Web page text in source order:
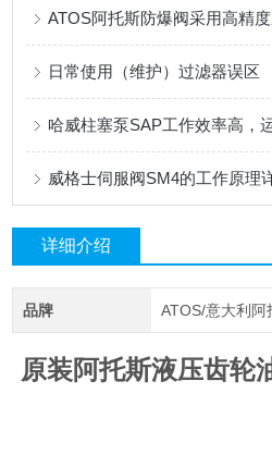
ATOS阿托斯防爆阀采用高精
日常使用（维护）过滤器误区
哈威柱塞泵SAP工作效率高，
威格士伺服阀SM4的工作原理
详细介绍
品牌 ATOS/意大利阿
原装阿托斯液压齿轮